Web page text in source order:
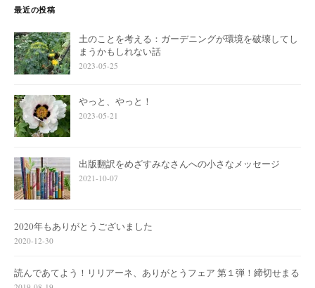
最近の投稿
土のことを考える：ガーデニングが環境を破壊してし
まうかもしれない話
2023-05-25
やっと、やっと！
2023-05-21
出版翻訳をめざすみなさんへの小さなメッセージ
2021-10-07
2020年もありがとうございました
2020-12-30
読んであてよう！リリアーネ、ありがとうフェア 第１弾！締切せまる